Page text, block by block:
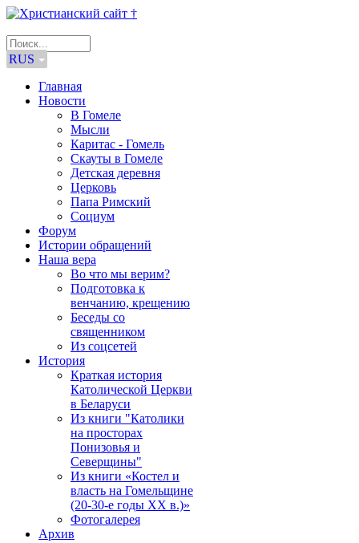
RUS
Главная
Новости
В Гомеле
Мысли
Каритас - Гомель
Скауты в Гомеле
Детская деревня
Церковь
Папа Римский
Социум
Форум
Истории обращений
Наша вера
Во что мы верим?
Подготовка к
венчанию, крещению
Беседы со
священником
Из соцсетей
История
Краткая история
Католической Церкви
в Беларуси
Из книги "Католики
на просторах
Понизовья и
Северщины"
Из книги «Костел и
власть на Гомельщине
(20-30-е годы ХХ в.)»
Фотогалерея
Архив